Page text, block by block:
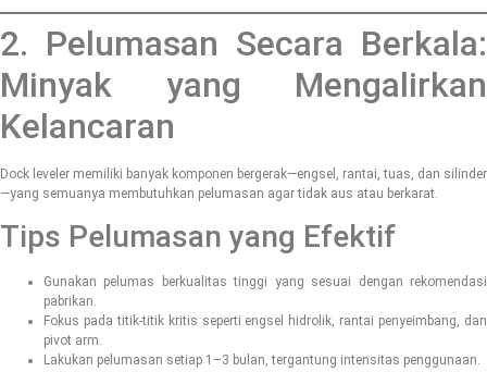
2. Pelumasan Secara Berkala:
Minyak yang Mengalirkan
Kelancaran
Dock leveler memiliki banyak komponen bergerak—engsel, rantai, tuas, dan silinder
—yang semuanya membutuhkan pelumasan agar tidak aus atau berkarat.
Tips Pelumasan yang Efektif
Gunakan pelumas berkualitas tinggi yang sesuai dengan rekomendasi
pabrikan.
Fokus pada titik-titik kritis seperti engsel hidrolik, rantai penyeimbang, dan
pivot arm.
Lakukan pelumasan setiap 1–3 bulan, tergantung intensitas penggunaan.